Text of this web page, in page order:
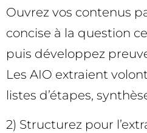
Ouvrez vos contenus
concise à la question
puis développez
Les AIO extraient
listes d’étapes,
2) Structurez pour